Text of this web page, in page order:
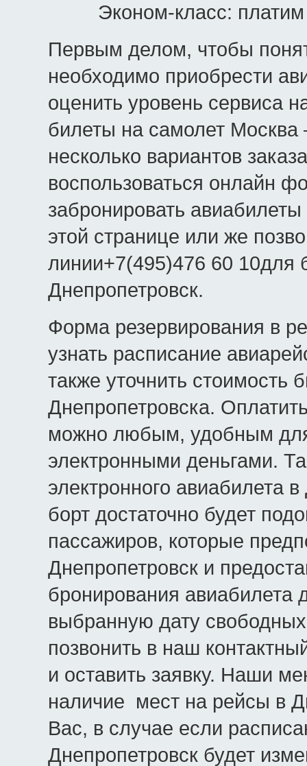
Эконом-класс:
Первым делом, чтобы
необходимо приобрести
оценить уровень сервиса
билеты на самолет Москва
несколько вариантов
воспользоваться онлайн
забронировать
этой странице или же
линии+7(495)476 60 10для
Днепропетровск.
Форма резервирования в
узнать расписание
также уточнить стоимость
Днепропетровска.
можно любым, удобным
электронными деньгами.
электронного авиабилета
борт достаточно будет
пассажиров, которые
Днепропетровск и
бронирования авиабилета
выбранную дату
позвонить в наш
и оставить заявку. Наши
наличие мест на рейсы в
Вас, в случае если
Днепропетровск будет